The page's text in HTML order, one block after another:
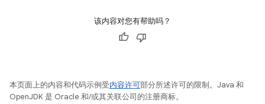
该内容对您有帮助吗？
本页面上的内容和代码示例受内容许可部分所述许可的限制。Java 和
OpenJDK 是 Oracle 和/或其关联公司的注册商标。